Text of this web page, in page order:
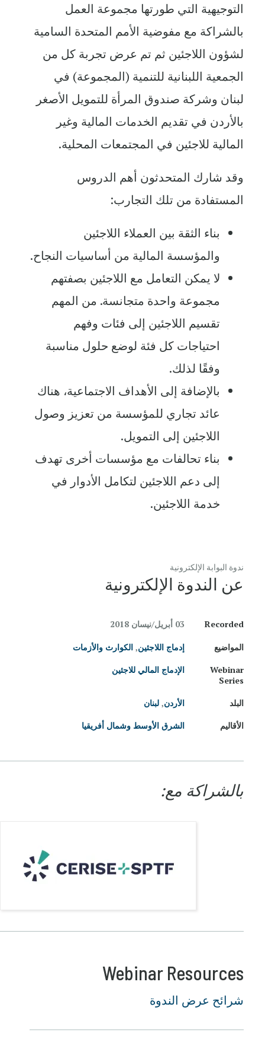
التوجيهية التي طورتها مجموعة العمل
بالشراكة مع مفوضية الأمم المتحدة السامية
لشؤون اللاجئين ثم تم عرض تجربة كل من
الجمعية اللبنانية للتنمية (المجموعة) في
لبنان وشركة صندوق المرأة للتمويل الأصغر
بالأردن في تقديم الخدمات المالية وغير
المالية للاجئين في المجتمعات المحلية.
وقد شارك المتحدثون أهم الدروس
المستفادة من تلك التجارب:
بناء الثقة بين العملاء اللاجئين
والمؤسسة المالية من أساسيات النجاح.
لا يمكن التعامل مع اللاجئين بصفتهم
مجموعة واحدة متجانسة. من المهم
تقسيم اللاجئين إلى فئات وفهم
احتياجات كل فئة لوضع حلول مناسبة
وفقًا لذلك.
بالإضافة إلى الأهداف الاجتماعية، هناك
عائد تجاري للمؤسسة من تعزيز وصول
اللاجئين إلى التمويل.
بناء تحالفات مع مؤسسات أخرى تهدف
إلى دعم اللاجئين لتكامل الأدوار في
خدمة اللاجئين.
ندوة البوابة الإلكترونية
عن الندوة الإلكترونية
Recorded
المواضيع إدماج اللاجئين,الكوارث والأزمات
Webinar
Series
الإدماج المالي للاجئين
البلد الأردن,لبنان
الأقاليم
الشرق الأوسط وشمال أفريقيا
بالشراكة مع:
Webinar Resources
شرائح عرض الندوة